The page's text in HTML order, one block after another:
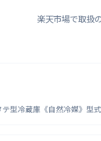
楽天市場で取扱
型冷蔵庫《自然冷媒》型